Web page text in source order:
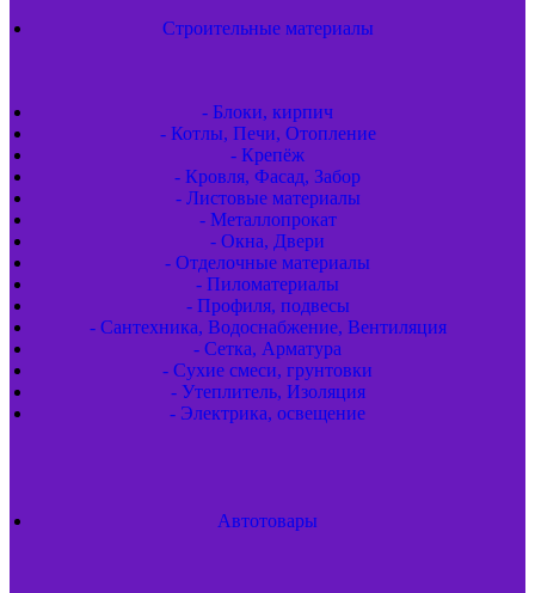
Строительные материалы
- Блоки, кирпич
- Котлы, Печи, Отопление
- Крепёж
- Кровля, Фасад, Забор
- Листовые материалы
- Металлопрокат
- Окна, Двери
- Отделочные материалы
- Пиломатериалы
- Профиля, подвесы
- Сантехника, Водоснабжение, Вентиляция
- Сетка, Арматура
- Сухие смеси, грунтовки
- Утеплитель, Изоляция
- Электрика, освещение
Автотовары